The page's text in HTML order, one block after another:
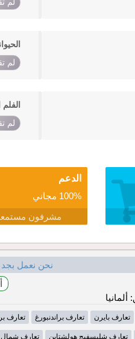
لم
لم
لم
الدعم
100% مجاني
مشرفون
نحن نعمل
تعارف بايرن تعارف براندنبورغ تعارف
تعارف شليسفيج هولشتاين تعارف شمال